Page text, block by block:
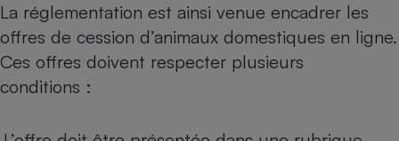
La réglementation est ainsi venue encadrer les
offres de cession d’animaux domestiques en ligne.
Ces offres doivent respecter plusieurs
conditions :